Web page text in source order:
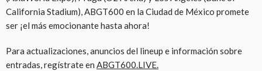
California Stadium), ABGT600 en la Ciudad de México promete
ser ¡el más emocionante hasta ahora!
Para actualizaciones, anuncios del lineup e información sobre
entradas, regístrate en ABGT600.LIVE.